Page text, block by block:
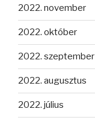
2022. november
2022. október
2022. szeptember
2022. augusztus
2022. július